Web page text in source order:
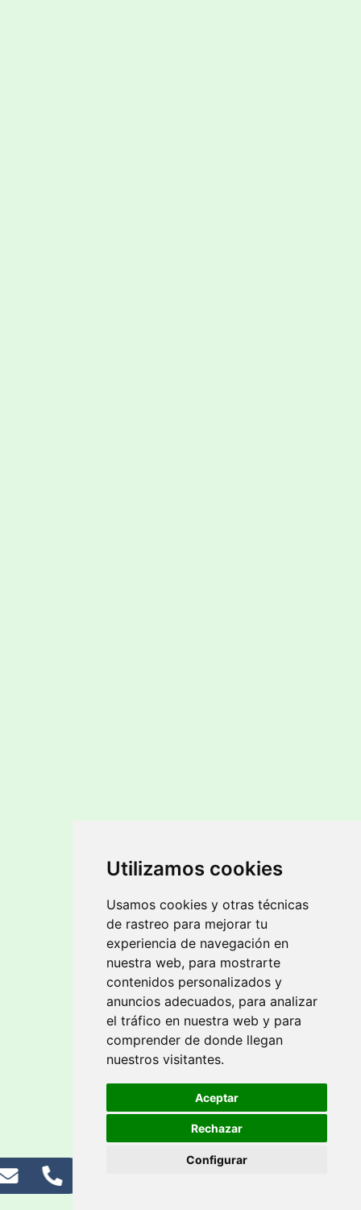
Utilizamos cookies
Usamos cookies y otras técnicas
de rastreo para mejorar tu
experiencia de navegación en
nuestra web, para mostrarte
contenidos personalizados y
anuncios adecuados, para analizar
el tráfico en nuestra web y para
comprender de donde llegan
nuestros visitantes.
Aceptar
Rechazar
Configurar